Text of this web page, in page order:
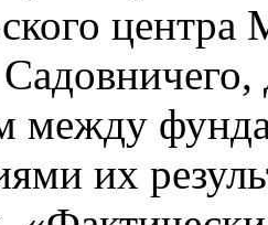
между
их